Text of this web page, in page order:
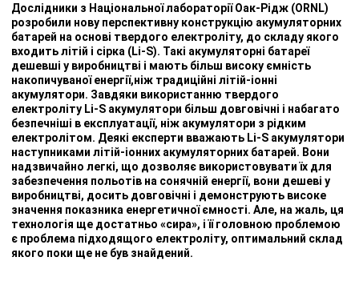
Дослідники з Національної лабораторії Оак-Рідж (ORNL)
розробили нову перспективну конструкцію акумуляторних
батарей на основі твердого електроліту, до складу якого
входить літій і сірка (Li-S). Такі акумуляторні батареї
дешевші у виробництві і мають більш високу ємність
накопичуваної енергії,ніж традиційні літій-іонні
акумулятори. Завдяки використанню твердого
електроліту Li-S акумулятори більш довговічні і набагато
безпечніші в експлуатації, ніж акумулятори з рідким
електролітом. Деякі експерти вважають Li-S акумулятори
наступниками літій-іонних акумуляторних батарей. Вони
надзвичайно легкі, що дозволяє використовувати їх для
забезпечення польотів на сонячній енергії, вони дешеві у
виробництві, досить довговічні і демонструють високе
значення показника енергетичної ємності. Але, на жаль, ця
технологія ще достатньо «сира», і її головною проблемою
є проблема підходящого електроліту, оптимальний склад
якого поки ще не був знайдений.